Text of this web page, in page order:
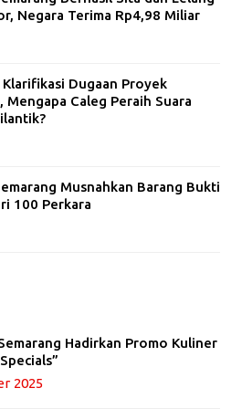
Negara Terima Rp4,98 Miliar
Klarifikasi Dugaan Proyek
Mengapa Caleg Peraih Suara
Musnahkan Barang Bukti
100 Perkara
Hadirkan Promo Kuliner
2025